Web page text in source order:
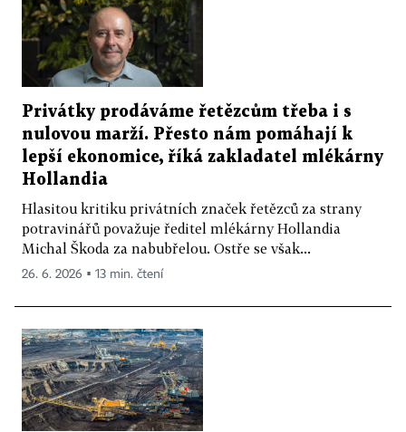
Privátky prodáváme řetězcům třeba i s
nulovou marží. Přesto nám pomáhají k
lepší ekonomice, říká zakladatel mlékárny
Hollandia
Hlasitou kritiku privátních značek řetězců za strany
potravinářů považuje ředitel mlékárny Hollandia
Michal Škoda za nabubřelou. Ostře se však...
26. 6. 2026 ▪ 13 min. čtení